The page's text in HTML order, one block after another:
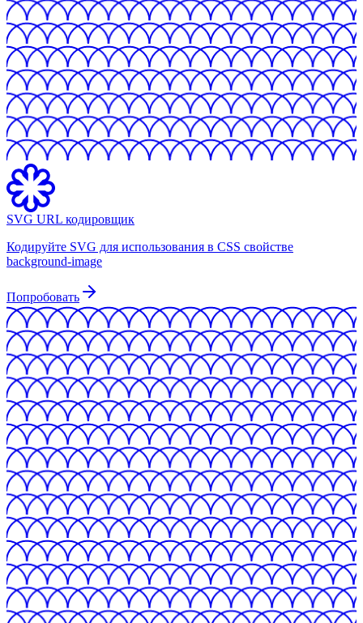
SVG URL кодировщик
Кодируйте SVG для использования в CSS свойстве
background-image
Попробовать